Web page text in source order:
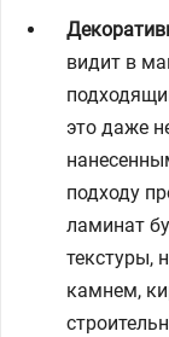
видит в
это даже
подходу
ламинат
текстуры,
камнем,